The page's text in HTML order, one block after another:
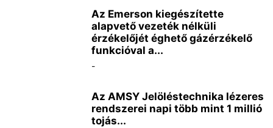
Az Emerson kiegészítette
alapvető vezeték nélküli
érzékelőjét éghető gázérzékelő
funkcióval a...
-
Az AMSY Jelöléstechnika lézeres
rendszerei napi több mint 1 millió
tojás...